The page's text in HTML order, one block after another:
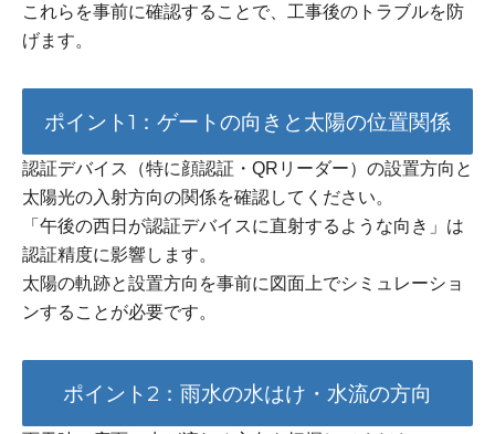
これらを事前に確認することで、工事後のトラブルを防
げます。
ポイント1：ゲートの向きと太陽の位置関係
認証デバイス（特に顔認証・QRリーダー）の設置方向と
太陽光の入射方向の関係を確認してください。
「午後の西日が認証デバイスに直射するような向き」は
認証精度に影響します。
太陽の軌跡と設置方向を事前に図面上でシミュレーショ
ンすることが必要です。
ポイント2：雨水の水はけ・水流の方向